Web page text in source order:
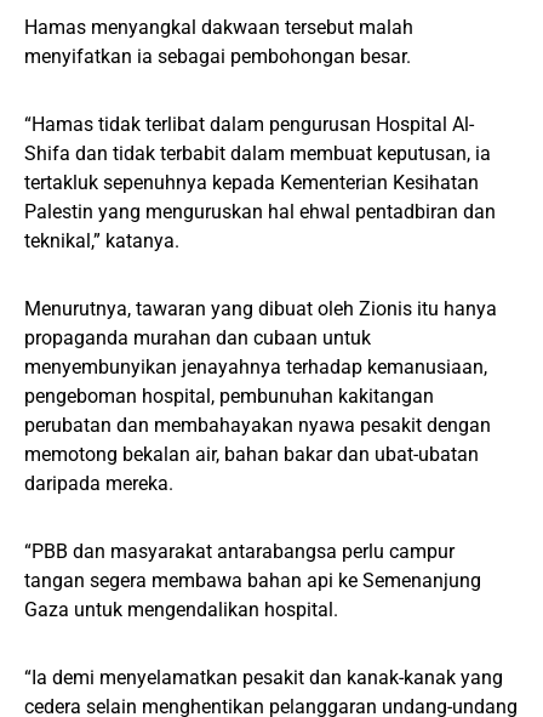
Hamas menyangkal dakwaan tersebut malah
menyifatkan ia sebagai pembohongan besar.
“Hamas tidak terlibat dalam pengurusan Hospital Al-
Shifa dan tidak terbabit dalam membuat keputusan, ia
tertakluk sepenuhnya kepada Kementerian Kesihatan
Palestin yang menguruskan hal ehwal pentadbiran dan
teknikal,” katanya.
Menurutnya, tawaran yang dibuat oleh Zionis itu hanya
propaganda murahan dan cubaan untuk
menyembunyikan jenayahnya terhadap kemanusiaan,
pengeboman hospital, pembunuhan kakitangan
perubatan dan membahayakan nyawa pesakit dengan
memotong bekalan air, bahan bakar dan ubat-ubatan
daripada mereka.
“PBB dan masyarakat antarabangsa perlu campur
tangan segera membawa bahan api ke Semenanjung
Gaza untuk mengendalikan hospital.
“Ia demi menyelamatkan pesakit dan kanak-kanak yang
cedera selain menghentikan pelanggaran undang-undang